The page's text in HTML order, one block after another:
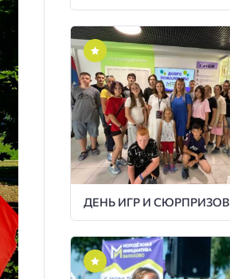
ДЕНЬ ИГР И СЮРПРИЗОВ